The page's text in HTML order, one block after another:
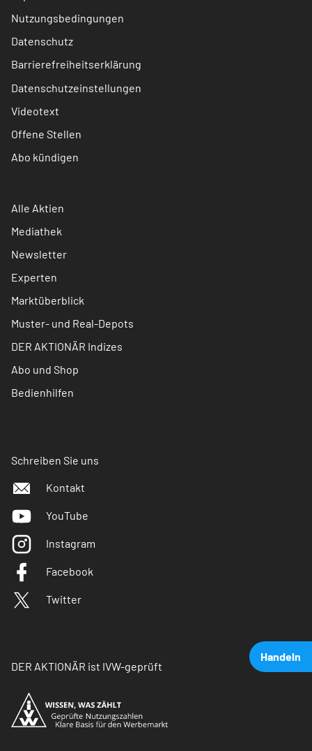
Handeln
Nutzungsbedingungen
Datenschutz
Barrierefreiheitserklärung
Datenschutzeinstellungen
Videotext
Offene Stellen
Abo kündigen
Alle Aktien
Mediathek
Newsletter
Experten
Marktüberblick
Muster- und Real-Depots
DER AKTIONÄR Indizes
Abo und Shop
Bedienhilfen
Schreiben Sie uns
Kontakt
YouTube
Instagram
Facebook
Twitter
DER AKTIONÄR ist IVW-geprüft